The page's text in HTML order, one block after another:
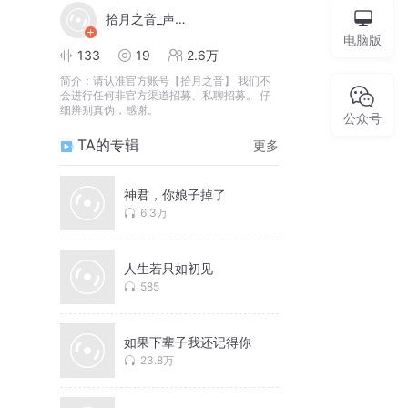
拾月之音_声音工坊
133 19 2.6万
简介： 请认准官方账号【拾月之音】 我们不
会进行任何非官方渠道招募、私聊招募。 仔
细辨别真伪，感谢。
TA的专辑 更多
神君，你娘子掉了
6.3万
人生若只如初见
585
如果下辈子我还记得你
23.8万
电脑版
公众号